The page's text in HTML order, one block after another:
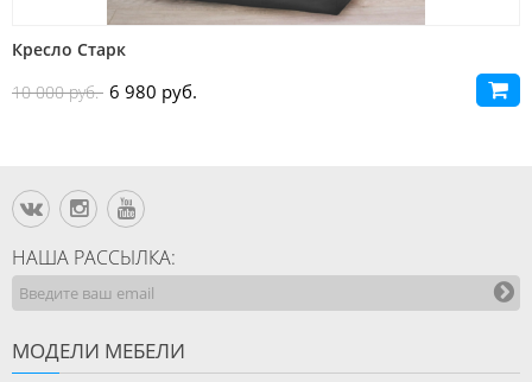
Кресло Старк
10 000 руб. 6 980 руб.
НАША РАССЫЛКА:
МОДЕЛИ МЕБЕЛИ